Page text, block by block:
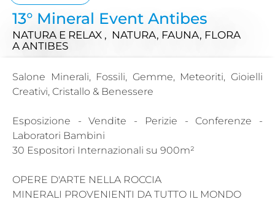
13° Mineral Event Antibes
NATURA E RELAX , NATURA, FAUNA, FLORA
A ANTIBES
Salone Minerali, Fossili, Gemme, Meteoriti, Gioielli
Creativi, Cristallo & Benessere
Esposizione - Vendite - Perizie - Conferenze -
Laboratori Bambini
30 Espositori Internazionali su 900m²
OPERE D'ARTE NELLA ROCCIA
MINERALI PROVENIENTI DA TUTTO IL MONDO